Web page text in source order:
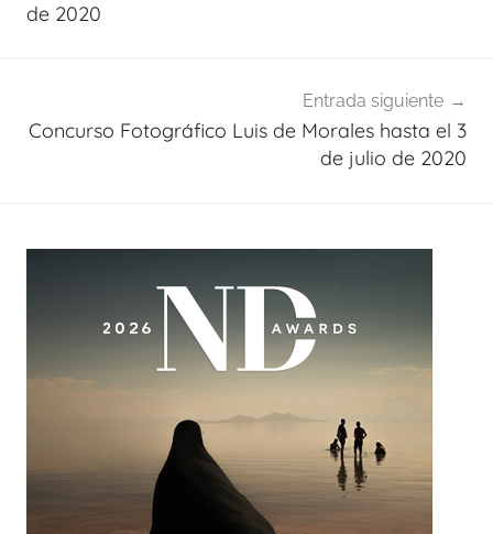
entradas
de 2020
Entrada siguiente
Concurso Fotográfico Luis de Morales hasta el 3
de julio de 2020